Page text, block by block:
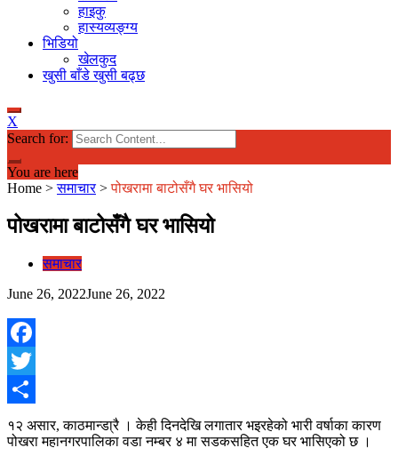
हाइकु
हास्यव्यङ्ग्य
भिडियो
खेलकुद
खुसी बाँडे खुसी बढ्छ
X
Search for:
You are here
Home >समाचार >पोखरामा बाटोसँगै घर भासियो
पोखरामा बाटोसँगै घर भासियो
समाचार
June 26, 2022June 26, 2022
Facebook
Twitter
१२ असार, काठमान्डा्रै । केही दिनदेखि लगातार भइरहेको भारी वर्षाका कारण
पोखरा महानगरपालिका वडा नम्बर ४ मा सडकसहित एक घर भासिएको छ ।